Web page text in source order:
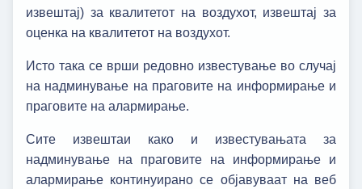
извештај) за квалитетот на воздухот, извештај за
оценка на квалитетот на воздухот.
Исто така се врши редовно известување во случај
на надминување на праговите на информирање и
праговите на алармирање.
Сите извештаи како и известувањата за
надминување на праговите на информирање и
алармирање континуирано се објавуваат на веб